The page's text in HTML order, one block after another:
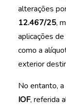
alterações
12.467/25,
aplicações
como a
exterior
No entanto,
IOF, referida